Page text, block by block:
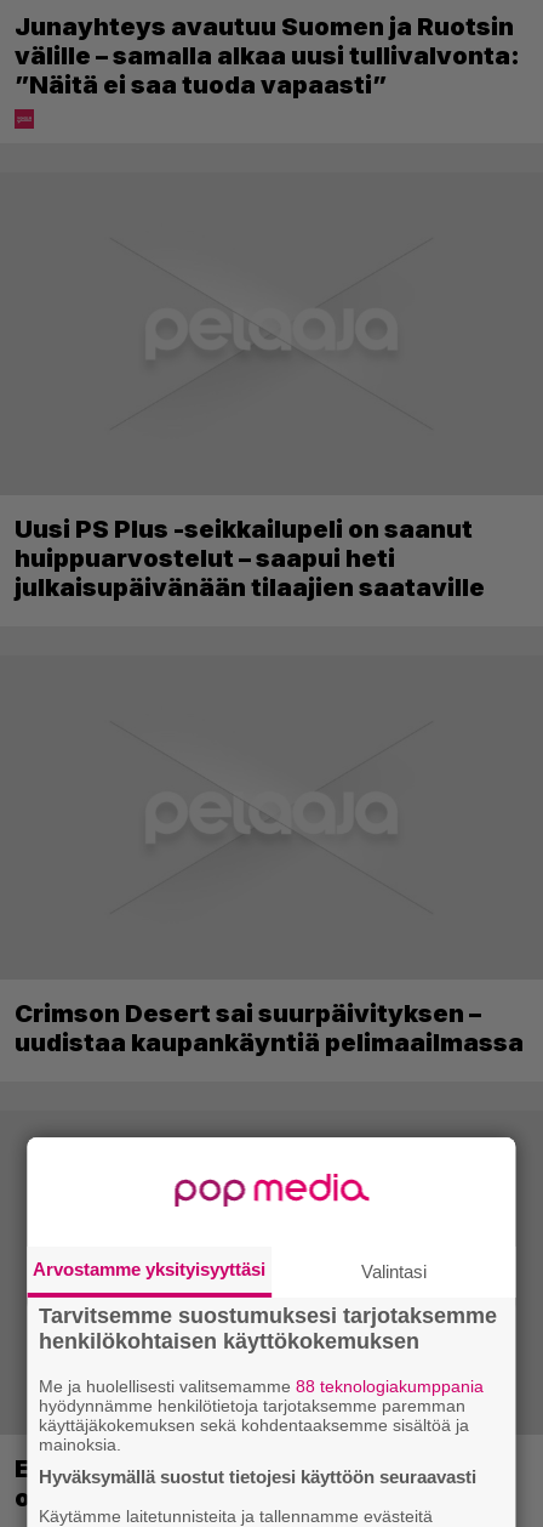
Junayhteys avautuu Suomen ja Ruotsin
välille – samalla alkaa uusi tullivalvonta:
”Näitä ei saa tuoda vapaasti”
Uusi PS Plus -seikkailupeli on saanut
huippuarvostelut – saapui heti
julkaisupäivänään tilaajien saataville
Crimson Desert sai suurpäivityksen –
uudistaa kaupankäyntiä pelimaailmassa
EA myytiin Saudi-Arabiaan – yhtiöltä
odotetaan massairtisanomisia
Arvostamme yksityisyyttäsi Valintasi
Tarvitsemme suostumuksesi tarjotaksemme
henkilökohtaisen käyttökokemuksen
Me ja huolellisesti valitsemamme88 teknologiakumppania
hyödynnämme henkilötietoja tarjotaksemme paremman
käyttäjäkokemuksen sekä kohdentaaksemme sisältöä ja
mainoksia.
Hyväksymällä suostut tietojesi käyttöön seuraavasti
Käytämme laitetunnisteita ja tallennamme evästeitä